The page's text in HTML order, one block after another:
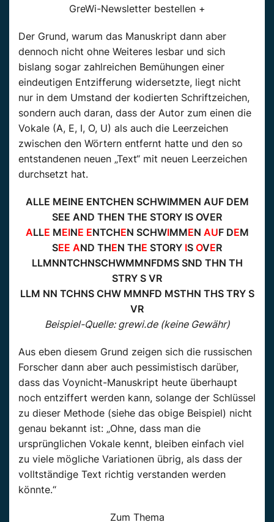
GreWi-Newsletter bestellen +
Der Grund, warum das Manuskript dann aber
dennoch nicht ohne Weiteres lesbar und sich
bislang sogar zahlreichen Bemühungen einer
eindeutigen Entzifferung widersetzte, liegt nicht
nur in dem Umstand der kodierten Schriftzeichen,
sondern auch daran, dass der Autor zum einen die
Vokale (A, E, I, O, U) als auch die Leerzeichen
zwischen den Wörtern entfernt hatte und den so
entstandenen neuen „Text“ mit neuen Leerzeichen
durchsetzt hat.
ALLE MEINE ENTCHEN SCHWIMMEN AUF DEM
SEE AND THEN THE STORY IS OVER
ALLE MEINE ENTCHEN SCHWIMMEN AUF DEM
SEE AND THEN THE STORY IS OVER
LLMNNTCHNSCHWMMNFDMS SND THN TH
STRY S VR
LLM NN TCHNS CHW MMNFD MSTHN THS TRY S
VR
Beispiel-Quelle: grewi.de (keine Gewähr)
Aus eben diesem Grund zeigen sich die russischen
Forscher dann aber auch pessimistisch darüber,
dass das Voynicht-Manuskript heute überhaupt
noch entziffert werden kann, solange der Schlüssel
zu dieser Methode (siehe das obige Beispiel) nicht
genau bekannt ist: „Ohne, dass man die
ursprünglichen Vokale kennt, bleiben einfach viel
zu viele mögliche Variationen übrig, als dass der
volltständige Text richtig verstanden werden
könnte.“
Zum Thema